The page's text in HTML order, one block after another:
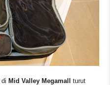
di Mid Valley Megamall
turut